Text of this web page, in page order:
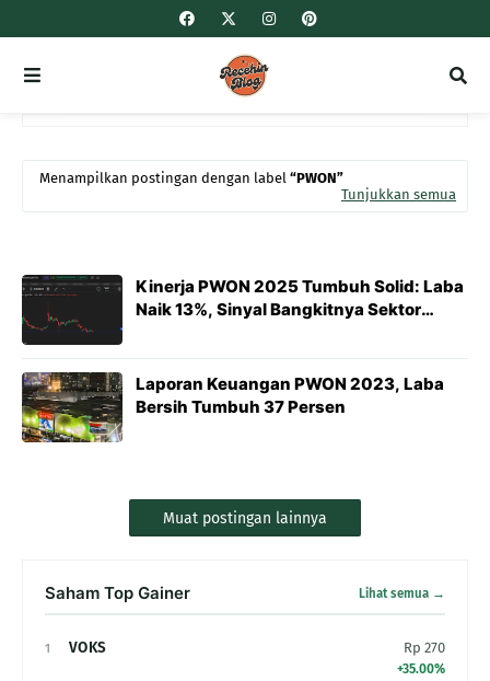
Menampilkan postingan dengan label PWON
Tunjukkan semua
Kinerja PWON 2025 Tumbuh Solid: Laba
Naik 13%, Sinyal Bangkitnya Sektor
Laporan Keuangan PWON 2023, Laba
Bersih Tumbuh 37 Persen
Muat postingan lainnya
Saham Top Gainer Lihat semua →
1 VOKS Rp 270
+35.00%